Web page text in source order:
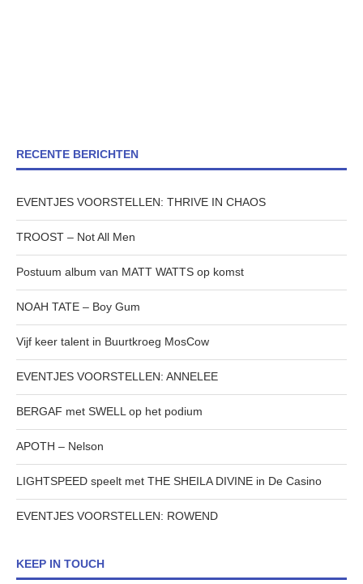
RECENTE BERICHTEN
EVENTJES VOORSTELLEN: THRIVE IN CHAOS
TROOST – Not All Men
Postuum album van MATT WATTS op komst
NOAH TATE – Boy Gum
Vijf keer talent in Buurtkroeg MosCow
EVENTJES VOORSTELLEN: ANNELEE
BERGAF met SWELL op het podium
APOTH – Nelson
LIGHTSPEED speelt met THE SHEILA DIVINE in De Casino
EVENTJES VOORSTELLEN: ROWEND
KEEP IN TOUCH